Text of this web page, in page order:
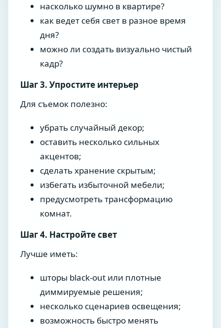
насколько шумно в квартире?
как ведет себя свет в разное время
дня?
можно ли создать визуально чистый
кадр?
Шаг 3. Упростите интерьер
Для съемок полезно:
убрать случайный декор;
оставить несколько сильных
акцентов;
сделать хранение скрытым;
избегать избыточной мебели;
предусмотреть трансформацию
комнат.
Шаг 4. Настройте свет
Лучше иметь:
шторы black-out или плотные
диммируемые решения;
несколько сценариев освещения;
возможность быстро менять